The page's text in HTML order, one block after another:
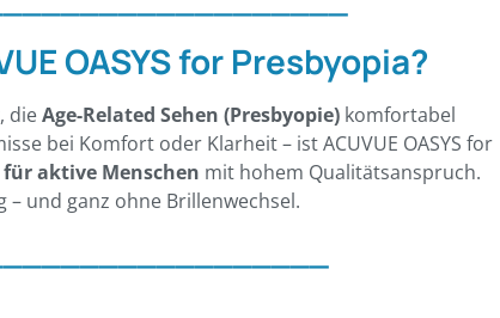
OASYS for Presbyopia?
dieAge-Related Sehen (Presbyopie) komfortabel
bei Komfort oder Klarheit – ist ACUVUE OASYS for
für aktive Menschen mit hohem Qualitätsanspruch.
– und ganz ohne Brillenwechsel.